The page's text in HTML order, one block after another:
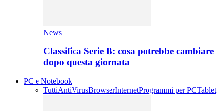
News
Classifica Serie B: cosa potrebbe cambiare
dopo questa giornata
PC e Notebook
TuttiAntiVirusBrowserInternetProgrammi per PCTablet